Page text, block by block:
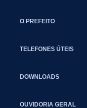
O PREFEITO
TELEFONES ÚTEIS
DOWNLOADS
OUVIDORIA GERAL